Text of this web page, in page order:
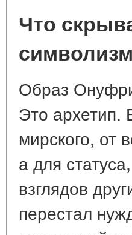
Что
Образ
Это архетип.
мирского, от
а для
взглядов
перестал